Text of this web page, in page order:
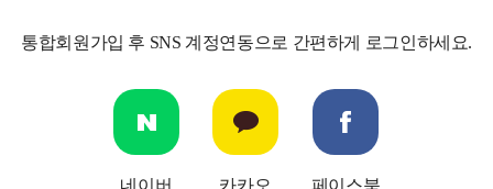
통합회원가입 후 SNS 계정연동으로 간편하게 로그인하세요.
네이버 카카오 페이스북